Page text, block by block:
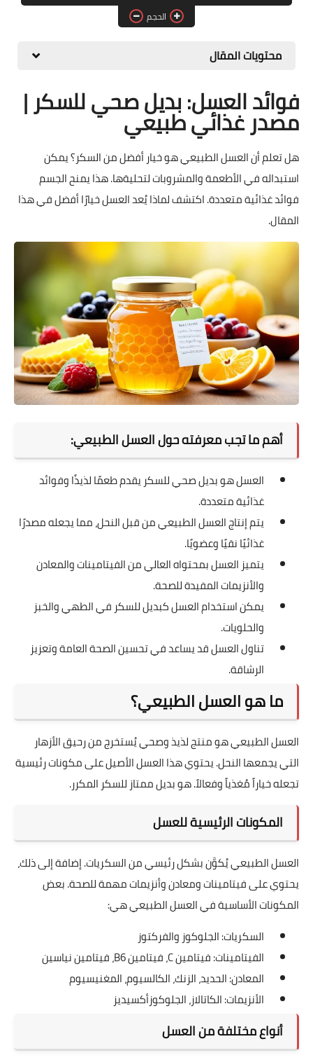
حلويات
الحجم
محتويات المقال
فوائد العسل: بديل صحي للسكر |
مصدر غذائي طبيعي
هل تعلم أن العسل الطبيعي هو خيار أفضل من السكر؟ يمكن
استبداله في الأطعمة والمشروبات لتحليةها. هذا يمنح الجسم
فوائد غذائية متعددة. اكتشف لماذا يُعد العسل خيارًا أفضل في هذا
المقال.
أهم ما تجب معرفته حول العسل الطبيعي:
العسل هو بديل صحي للسكر يقدم طعمًا لذيذًا وفوائد
غذائية متعددة.
يتم إنتاج العسل الطبيعي من قبل النحل، مما يجعله مصدرًا
غذائيًا نقيًا وعضويًا.
يتميز العسل بمحتواه العالي من الفيتامينات والمعادن
والأنزيمات المفيدة للصحة.
يمكن استخدام العسل كبديل للسكر في الطهي والخبز
والحلويات.
تناول العسل قد يساعد في تحسين الصحة العامة وتعزيز
الرشاقة.
ما هو العسل الطبيعي؟
العسل الطبيعي هو منتج لذيذ وصحي يُستخرج من رحيق الأزهار
التي يجمعها النحل. يحتوي هذا العسل الأصيل على مكونات رئيسية
تجعله خياراً مُغذياً وفعالاً. هو بديل ممتاز للسكر المكرر.
المكونات الرئيسية للعسل
العسل الطبيعي يُكوَّن بشكل رئيسي من السكريات. إضافة إلى ذلك،
يحتوي على فيتامينات ومعادن وأنزيمات مهمة للصحة. بعض
المكونات الأساسية في العسل الطبيعي هي:
السكريات: الجلوكوز والفركتوز
الفيتامينات: فيتامين C، فيتامين B6، فيتامين نياسين
المعادن: الحديد، الزنك، الكالسيوم، المغنيسيوم
الأنزيمات: الكاتالاز، الجلوكوزأكسيديز
أنواع مختلفة من العسل